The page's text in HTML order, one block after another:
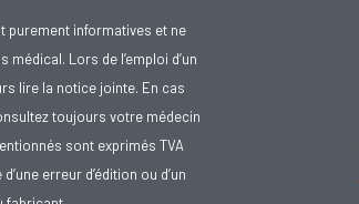
purement informatives et ne
Lors de l’emploi d’un
lire la notice jointe. En cas
toujours votre médecin
sont exprimés TVA
erreur d’édition ou d’un